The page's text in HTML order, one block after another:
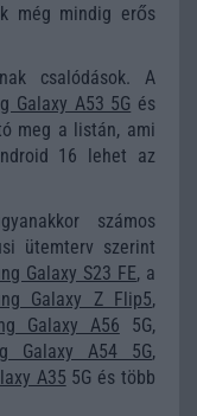
még mindig erős
csalódások. A
Galaxy A53 5G és
meg a listán, ami
16 lehet az
számos
ütemterv szerint
Galaxy S23 FE, a
Galaxy Z Flip5,
Galaxy A56 5G,
Galaxy A54 5G,
A35 5G és több